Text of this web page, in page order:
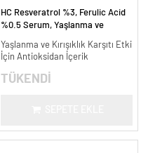
HC Resveratrol %3, Ferulic Acid
%0.5 Serum, Yaşlanma ve
Yaşlanma ve Kırışıklık Karşıtı Etki
İçin Antioksidan İçerik
TÜKENDİ